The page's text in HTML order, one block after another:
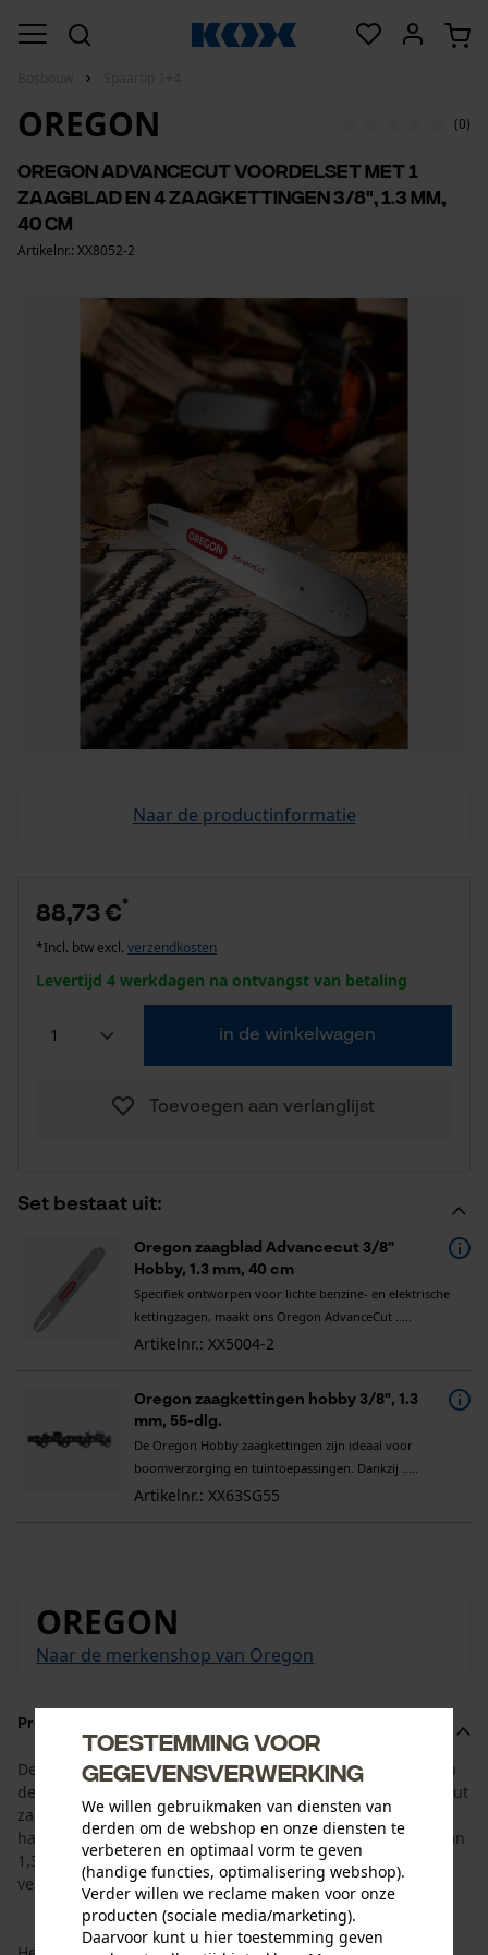
OREGON (0)
Oregon AdvanceCut voordelset met 1
zaagblad en 4 zaagkettingen 3/8", 1.3 mm,
40 cm
Artikelnr.: XX8052-2
Naar de productinformatie
Set bestaat uit:
Oregon zaagblad Advancecut 3/8"
Hobby, 1.3 mm, 40 cm
Specifiek ontworpen voor lichte benzine- en elektrische
kettingzagen, maakt ons Oregon AdvanceCut .....
Artikelnr.: XX5004-2
Oregon zaagkettingen hobby 3/8", 1.3
mm, 55-dlg.
De Oregon Hobby zaagkettingen zijn ideaal voor
boomverzorging en tuintoepassingen. Dankzij .....
Artikelnr.: XX63SG55
88,73 €*
*Incl. btw excl. verzendkosten
Levertijd 4 werkdagen na ontvangst van betaling
in de winkelwagen
Toevoegen aan verlanglijst
OREGON
Naar de merkenshop van Oregon
Productomschrijving
De set is aangepast aan de levensduur van het zaagblad en
de kettingzaagketting. Hij bestaat uit het Oregon AdvanceCut
zaagblad met een zaaglengte van 40 cm en 4 Oregon
halfbeitel zaagkettingen met een aandrijfschakelbreedte van
1,3 mm en een steek van 3/8". Zo hebt u de juiste
vervangketting direct bij de hand.
Toestemming voor
gegevensverwerking
We willen gebruikmaken van diensten van
derden om de webshop en onze diensten te
verbeteren en optimaal vorm te geven
(handige functies, optimalisering webshop).
Verder willen we reclame maken voor onze
producten (sociale media/marketing).
Daarvoor kunt u hier toestemming geven